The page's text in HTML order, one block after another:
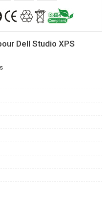
Dell Studio XPS